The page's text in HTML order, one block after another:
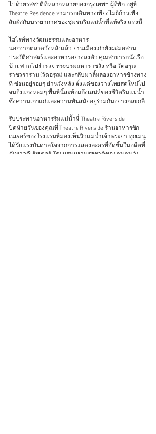
ไปด้วยรสชาติที่หลากหลายของกรุงเทพฯ ผู้ที่พัก อยู่ที่
Theatre Residence สามารถเดินทางเพียงไม่กี่ก้าวเพื่อ
สัมผัสกับบรรยากาศของชุมชนริมแม่น้ำที่แท้จริง แห่งนี้
ไฮไลท์ทางวัฒนธรรมและอาหาร
นอกจากตลาดวังหลังแล้ว ย่านเมืองเก่ายังผสมผสาน
ประวัติศาสตร์และอาหารอย่างลงตัว คุณสามารถนั่งเรือ
ข้ามฟากไปสำรวจ พระบรมมหาราชวัง หรือ วัดอรุณ
ราชวราราม (วัดอรุณ) และกลับมาลิ้มลองอาหารข้างทาง
ที่ ซ่อนอยู่รอบๆ ย่านวังหลัง ตั้งแต่ของว่างไทยสดใหม่ไป
จนถึงแกงหอมๆ พื้นที่นี้สะท้อนถึงเสน่ห์ของชีวิตริมแม่น้ำ
ซึ่งความเก่าแก่และความทันสมัยอยู่ร่วมกันอย่างกลมกลื
รับประทานอาหารริมแม่น้ำที่ Theatre Riverside
ปิดท้ายวันของคุณที่ Theatre Riverside ร้านอาหารซิก
เนเจอร์ของโรงแรมที่มองเห็นวิวแม่น้ำเจ้าพระยา ทุกเมนู
ได้รับแรงบันดาลใจจากการแสดงละครที่จัดขึ้นในอดีตที่
ภัทราวดีเธียเตอร์ โดยผสมผสานรสชาติของ ชุมชนวัง